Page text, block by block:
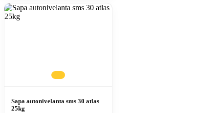
Sapa autonivelanta sms 30 atlas
25kg